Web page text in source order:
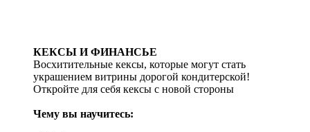
КЕКСЫ И ФИНАНСЬЕ
Восхитительные кексы, которые могут стать
украшением витрины дорогой кондитерской!
Откройте для себя кексы с новой стороны
Чему вы научитесь: